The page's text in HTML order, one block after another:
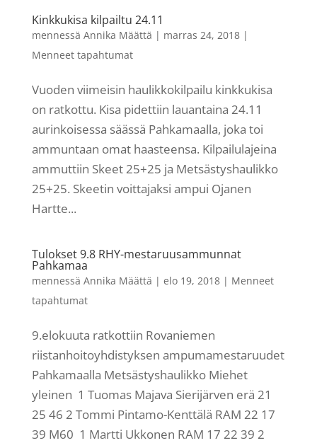
Kinkkukisa kilpailtu 24.11
mennessä Annika Määttä | marras 24, 2018|
Menneet tapahtumat
Vuoden viimeisin haulikkokilpailu kinkkukisa
on ratkottu. Kisa pidettiin lauantaina 24.11
aurinkoisessa säässä Pahkamaalla, joka toi
ammuntaan omat haasteensa. Kilpailulajeina
ammuttiin Skeet 25+25 ja Metsästyshaulikko
25+25. Skeetin voittajaksi ampui Ojanen
Hartte...
Tulokset 9.8 RHY-mestaruusammunnat
Pahkamaa
mennessä Annika Määttä | elo 19, 2018| Menneet
tapahtumat
9.elokuuta ratkottiin Rovaniemen
riistanhoitoyhdistyksen ampumamestaruudet
Pahkamaalla Metsästyshaulikko Miehet
yleinen 1 Tuomas Majava Sierijärven erä 21
25 46 2 Tommi Pintamo-Kenttälä RAM 22 17
39 M60 1 Martti Ukkonen RAM 17 22 39 2